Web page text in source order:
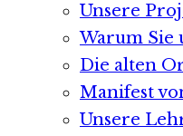
Unsere
Warum Sie
Die alten
Manifest
Unsere